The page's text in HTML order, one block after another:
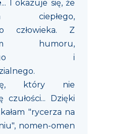
... I okazuje się, że
ciepłego,
człowieka. Z
humoru,
i
który nie
czułości... Dzięki
"rycerza na
nomen-omen